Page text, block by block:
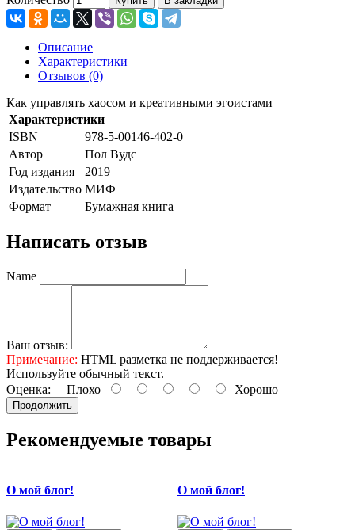
Описание
Характеристики
Отзывов (0)
Как управлять хаосом и креативными эгоистами
Характеристики
ISBN
978-5-00146-402-0
Автор
Пол Вудс
Год издания
2019
Издательство МИФ
Формат
Бумажная книга
Написать отзыв
Name
Ваш отзыв:
Примечание: HTML разметка не поддерживается!
Используйте обычный текст.
Оценка: Плохо Хорошо
Продолжить
Рекомендуемые товары
О мой блог! О мой блог!